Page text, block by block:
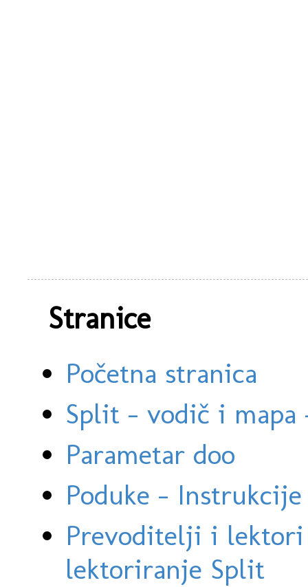
Stranice
Početna stranica
Split - vodič i
Parametar doo
Poduke -
Prevoditelji i
lektoriranje Split